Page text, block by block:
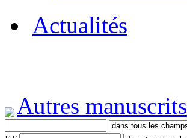
Actualités
Autres manuscrits